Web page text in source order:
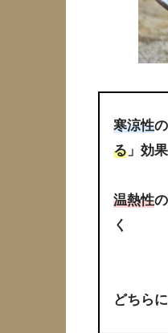
寒涼性
る 」効果
温熱性
く
どちら